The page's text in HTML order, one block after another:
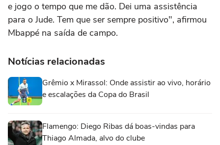
e jogo o tempo que me dão. Dei uma assistência
para o Jude. Tem que ser sempre positivo", afirmou
Mbappé na saída de campo.
Notícias relacionadas
Grêmio x Mirassol: Onde assistir ao vivo, horário
e escalações da Copa do Brasil
Flamengo: Diego Ribas dá boas-vindas para
Thiago Almada, alvo do clube